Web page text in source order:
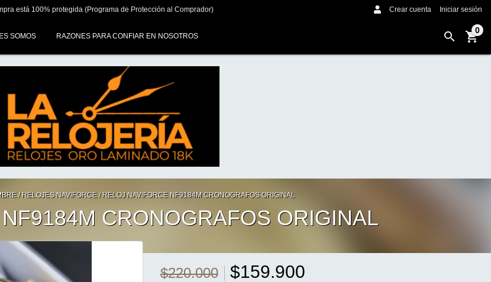
está 100% protegida (Programa de Protección al Comprador) Crear cuenta Iniciar sesión
SOMOS RAZONES PARA CONFIAR EN NOSOTROS
0
/ RELOJES NAVIFORCE / RELOJ NAVIFORCE NF9184M CRONOGRAFOS ORIGINAL
CRONOGRAFOS ORIGINAL
$220.000 $159.900